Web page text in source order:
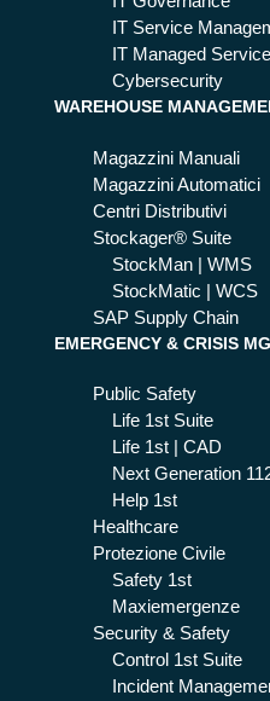
IT Service
IT Managed
Cybersecurity
WAREHOUSE
Magazzini Manuali
Magazzini Automatici
Centri Distributivi
Stockager® Suite
StockMan | WMS
StockMatic | WCS
SAP Supply Chain
EMERGENCY & CRISIS
Public Safety
Life 1st Suite
Life 1st | CAD
Next Generation
Help 1st
Healthcare
Protezione Civile
Safety 1st
Maxiemergenze
Security & Safety
Control 1st Suite
Incident